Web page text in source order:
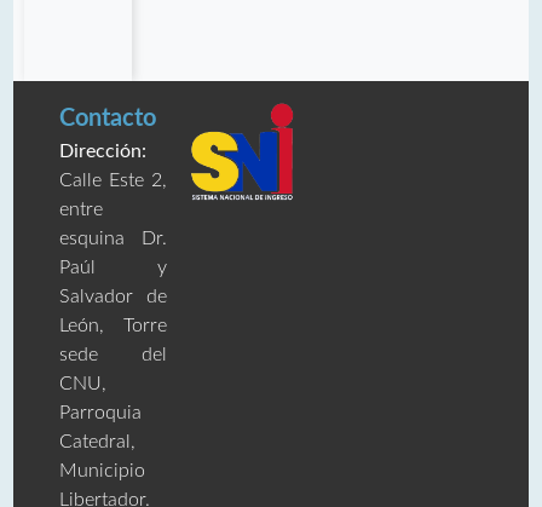
Contacto
Dirección:
Calle Este 2,
entre
esquina Dr.
Paúl y
Salvador de
León, Torre
sede del
CNU,
Parroquia
Catedral,
Municipio
Libertador.